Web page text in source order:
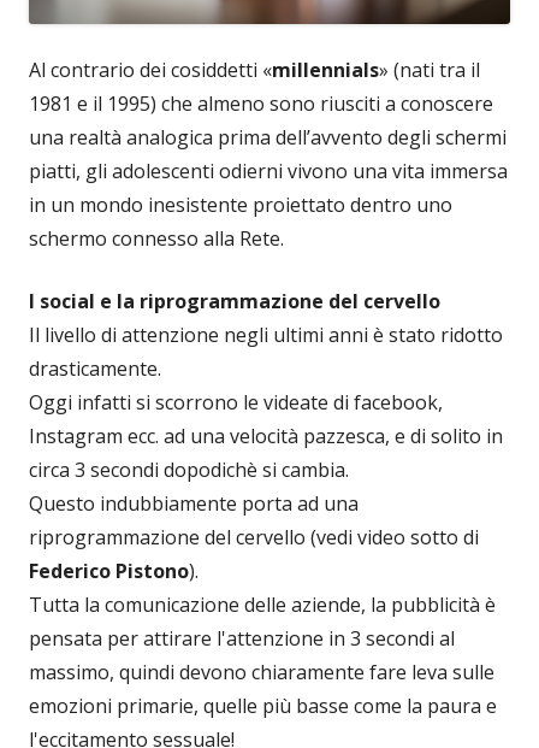
Al contrario dei cosiddetti «millennials» (nati tra il
1981 e il 1995) che almeno sono riusciti a conoscere
una realtà analogica prima dell’avvento degli schermi
piatti, gli adolescenti odierni vivono una vita immersa
in un mondo inesistente proiettato dentro uno
schermo connesso alla Rete.
I social e la riprogrammazione del cervello
Il livello di attenzione negli ultimi anni è stato ridotto
drasticamente.
Oggi infatti si scorrono le videate di facebook,
Instagram ecc. ad una velocità pazzesca, e di solito in
circa 3 secondi dopodichè si cambia.
Questo indubbiamente porta ad una
riprogrammazione del cervello (vedi video sotto di
Federico Pistono).
Tutta la comunicazione delle aziende, la pubblicità è
pensata per attirare l'attenzione in 3 secondi al
massimo, quindi devono chiaramente fare leva sulle
emozioni primarie, quelle più basse come la paura e
l'eccitamento sessuale!